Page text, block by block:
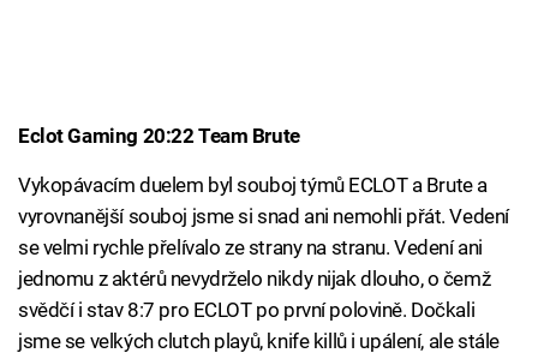
Eclot Gaming 20:22 Team Brute
Vykopávacím duelem byl souboj týmů ECLOT a Brute a
vyrovnanější souboj jsme si snad ani nemohli přát. Vedení
se velmi rychle přelívalo ze strany na stranu. Vedení ani
jednomu z aktérů nevydrželo nikdy nijak dlouho, o čemž
svědčí i stav 8:7 pro ECLOT po první polovině. Dočkali
jsme se velkých clutch playů, knife killů i upálení, ale stále